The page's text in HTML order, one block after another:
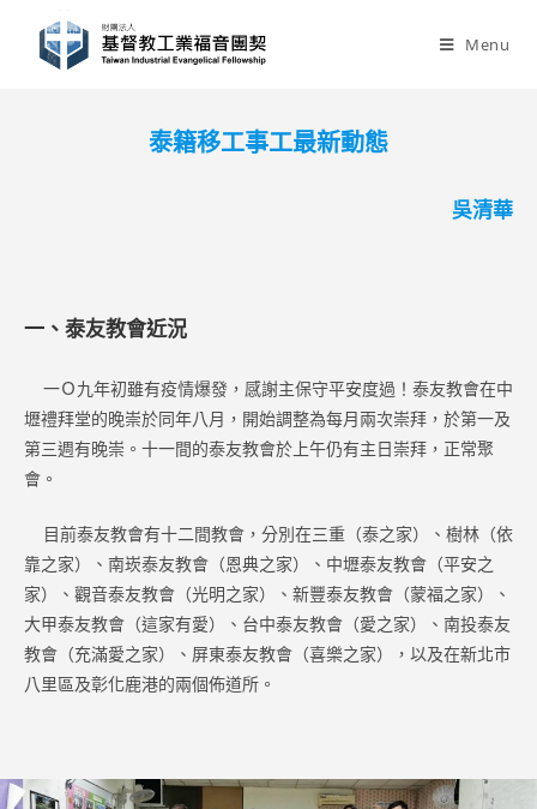
content
Menu
泰籍移工事工最新動態
吳清華
一、泰友教會近況
一Ｏ九年初雖有疫情爆發，感謝主保守平安度過！泰友教會在中
壢禮拜堂的晚崇於同年八月，開始調整為每月兩次崇拜，於第一及
第三週有晚崇。十一間的泰友教會於上午仍有主日崇拜，正常聚
會。
目前泰友教會有十二間教會，分別在三重（泰之家）、樹林（依
靠之家）、南崁泰友教會（恩典之家）、中壢泰友教會（平安之
家）、觀音泰友教會（光明之家）、新豐泰友教會（蒙福之家）、
大甲泰友教會（這家有愛）、台中泰友教會（愛之家）、南投泰友
教會（充滿愛之家）、屏東泰友教會（喜樂之家），以及在新北市
八里區及彰化鹿港的兩個佈道所。